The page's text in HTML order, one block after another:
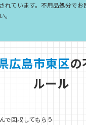
れています。不用品処分で
。
広島市東区の
ルール
で回収してもらう